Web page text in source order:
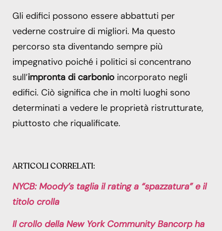
Gli edifici possono essere abbattuti per
vederne costruire di migliori. Ma questo
percorso sta diventando sempre più
impegnativo poiché i politici si concentrano
sull’impronta di carbonio incorporato negli
edifici. Ciò significa che in molti luoghi sono
determinati a vedere le proprietà ristrutturate,
piuttosto che riqualificate.
ARTICOLI CORRELATI:
NYCB: Moody’s taglia il rating a “spazzatura” e il
titolo crolla
Il crollo della New York Community Bancorp ha